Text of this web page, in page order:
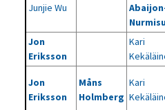
Junjie Wu
Jon
Eriksson
Kari
Jon
Eriksson
Måns
Holmberg
Kari